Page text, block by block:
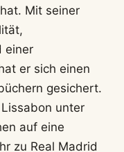
Mit seiner
einer
er sich einen
gesichert.
unter
auf eine
zu Real Madrid